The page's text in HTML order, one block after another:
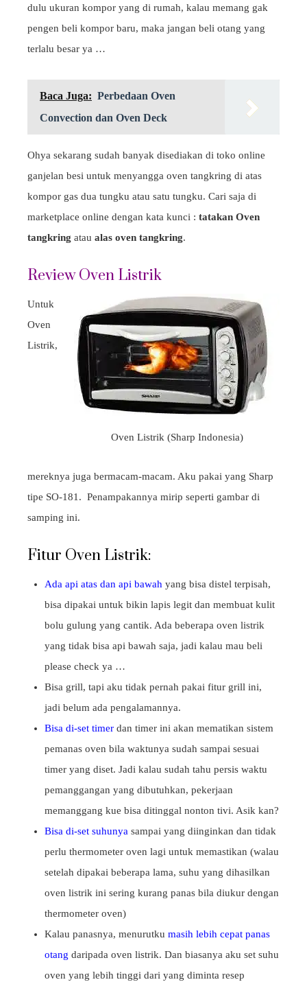
dulu ukuran kompor yang di rumah, kalau memang gak
pengen beli kompor baru, maka jangan beli otang yang
terlalu besar ya …
Baca Juga: Perbedaan Oven
Convection dan Oven Deck
Ohya sekarang sudah banyak disediakan di toko online
ganjelan besi untuk menyangga oven tangkring di atas
kompor gas dua tungku atau satu tungku. Cari saja di
marketplace online dengan kata kunci : tatakan Oven
tangkring atau alas oven tangkring.
Review Oven Listrik
Oven Listrik (Sharp Indonesia)
Untuk
Oven
Listrik,
mereknya juga bermacam-macam. Aku pakai yang Sharp
tipe SO-181. Penampakannya mirip seperti gambar di
samping ini.
Fitur Oven Listrik:
Ada api atas dan api bawah yang bisa distel terpisah,
bisa dipakai untuk bikin lapis legit dan membuat kulit
bolu gulung yang cantik. Ada beberapa oven listrik
yang tidak bisa api bawah saja, jadi kalau mau beli
please check ya …
Bisa grill, tapi aku tidak pernah pakai fitur grill ini,
jadi belum ada pengalamannya.
Bisa di-set timer dan timer ini akan mematikan sistem
pemanas oven bila waktunya sudah sampai sesuai
timer yang diset. Jadi kalau sudah tahu persis waktu
pemanggangan yang dibutuhkan, pekerjaan
memanggang kue bisa ditinggal nonton tivi. Asik kan?
Bisa di-set suhunya sampai yang diinginkan dan tidak
perlu thermometer oven lagi untuk memastikan (walau
setelah dipakai beberapa lama, suhu yang dihasilkan
oven listrik ini sering kurang panas bila diukur dengan
thermometer oven)
Kalau panasnya, menurutku masih lebih cepat panas
otang daripada oven listrik. Dan biasanya aku set suhu
oven yang lebih tinggi dari yang diminta resep